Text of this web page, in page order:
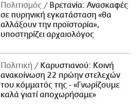
Πολιτισμός
Βρετανία: Ανασκαφές
σε πυρηνική εγκατάσταση «θα
αλλάξουν την προϊστορία»,
υποστηρίζει αρχαιολόγος
Πολιτική
Καρυστιανού: Κοινή
ανακοίνωση 22 πρώην στελεχών
του κόμματός της - «Γνωρίζουμε
καλά γιατί αποχωρήσαμε»